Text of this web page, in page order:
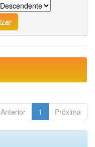
Anterior 1 Próxima